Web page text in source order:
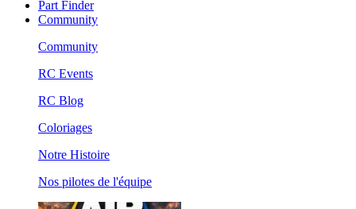
Part Finder
Community
Community
RC Events
RC Blog
Coloriages
Notre Histoire
Nos pilotes de l'équipe